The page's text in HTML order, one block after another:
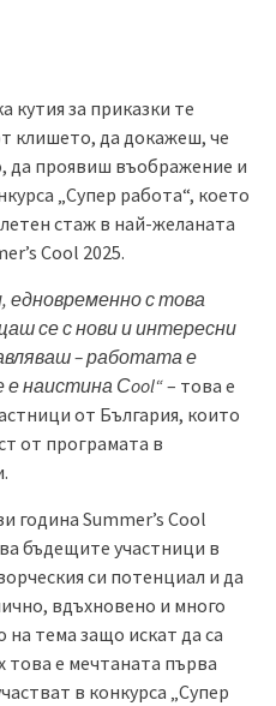
кутия за приказки те
клишето, да докажеш, че
да проявиш въображение и
„Супер работа“, което
стаж в най-желаната
Cool 2025.
с това
се с нови и интересни
– работата е
наистина Сool“– това е
от България, които
от програмата в
година Summer’s Cool
бъдещите участници в
си потенциал и да
вдъхновено и много
тема защо искат да са
това е мечтаната първа
в конкурса „Супер